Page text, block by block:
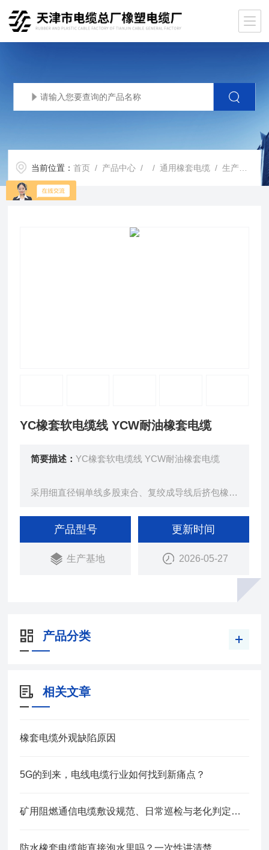
当前位置：首页 / 产品中心 / /通用橡套电缆 / 生产基地YC橡套软电缆线 YCW耐油橡套电缆
YC橡套软电缆线 YCW耐油橡套电缆
简要描述：YC橡套软电缆线 YCW耐油橡套电缆
采用细直径铜单线多股束合、复绞成导线后挤包橡皮
产品型号
生产基地
更新时间
2026-05-27
产品分类
相关文章
橡套电缆外观缺陷原因
5G的到来，电线电缆行业如何找到新痛点？
矿用阻燃通信电缆敷设规范、日常巡检与老化判定方法
防水橡套电缆能直接泡水里吗？一次性讲清楚